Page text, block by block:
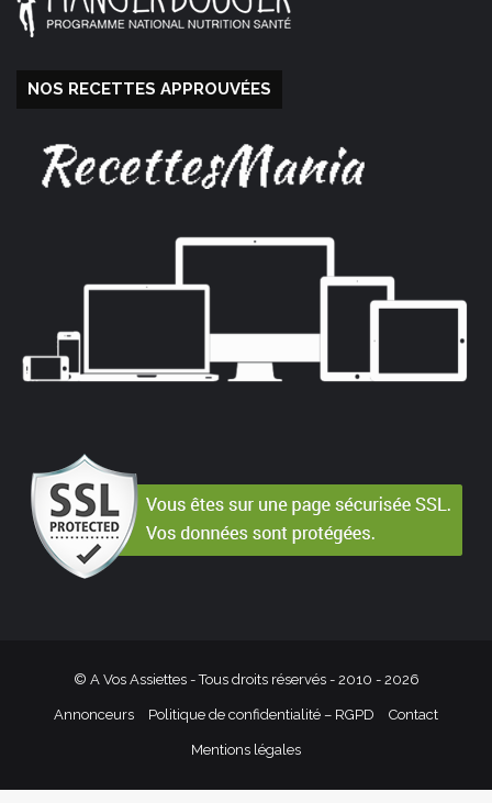
NOS RECETTES APPROUVÉES
© A Vos Assiettes - Tous droits réservés - 2010 - 2026
Annonceurs Politique de confidentialité – RGPD Contact
Mentions légales